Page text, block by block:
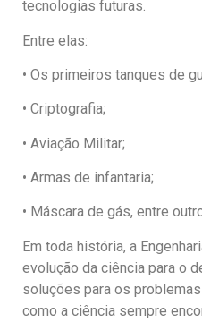
tecnologias futuras.
Entre elas:
• Os primeiros tanques de
• Criptografia;
• Aviação Militar;
• Armas de infantaria;
• Máscara de gás, entre
Em toda história, a
evolução da ciência para o
soluções para os
como a ciência sempre